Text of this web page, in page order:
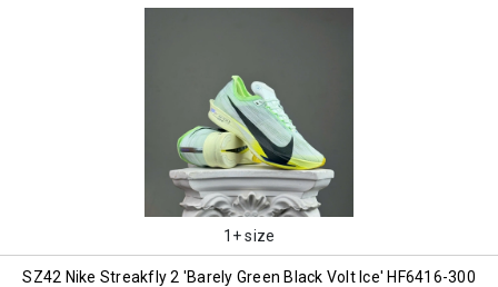
1+ size
SZ42 Nike Streakfly 2 'Barely Green Black Volt Ice' HF6416-300